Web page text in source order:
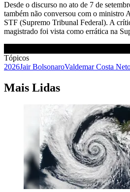
Desde o discurso no ato de 7 de
também não conversou com o ministro
STF (Supremo Tribunal Federal). A
magistrado foi vista como errática na
Tópicos
2026Jair BolsonaroValdemar Costa
Mais Lidas